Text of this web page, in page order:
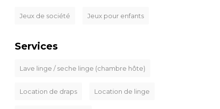
Jeux de société Jeux pour enfants
Services
Lave linge / seche linge (chambre hôte)
Location de draps Location de linge